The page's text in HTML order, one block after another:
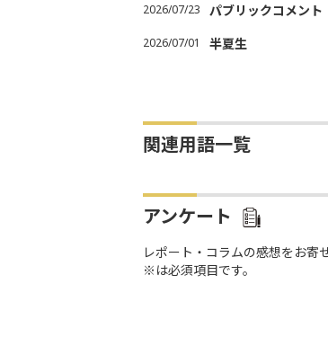
2026/07/23 パブリックコメント
2026/07/01 半夏生
関連用語一覧
アンケート
レポート・コラムの感想をお寄
※は必須項目です。